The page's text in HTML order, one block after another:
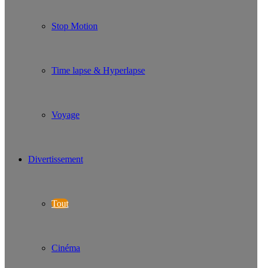
Stop Motion
Time lapse & Hyperlapse
Voyage
Divertissement
Tout
Cinéma